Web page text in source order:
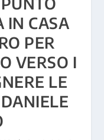
IN CASA
PER
VERSO I
LE